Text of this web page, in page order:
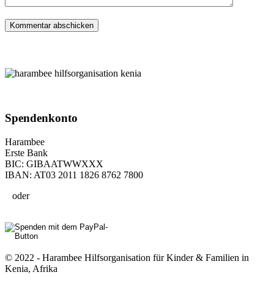
Spenden­konto
Harambee
Erste Bank
BIC: GIBAATWWXXX
IBAN: AT03 2011 1826 8762 7800
oder
© 2022 - Harambee Hilfsorganisation für Kinder & Familien in
Kenia, Afrika